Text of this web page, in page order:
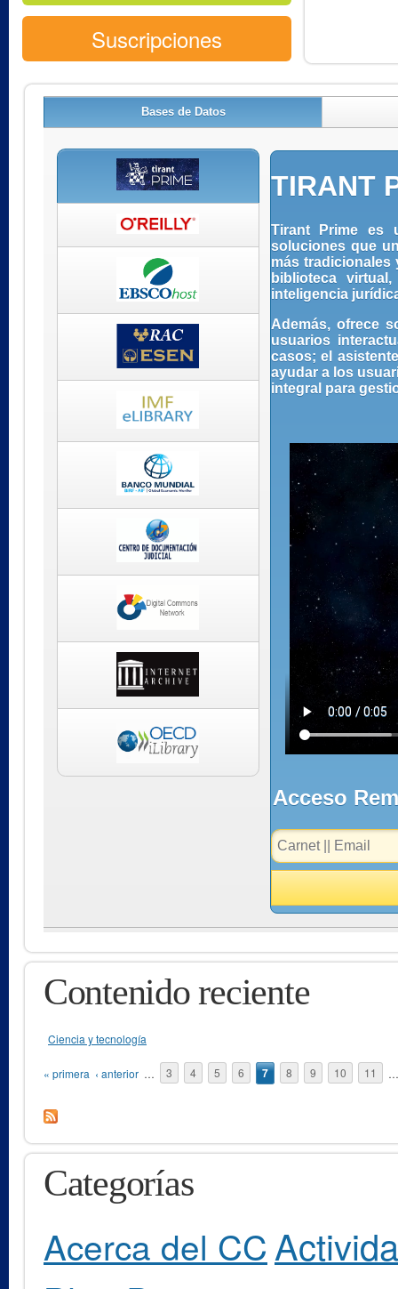
Suscripciones
Contenido reciente
Ciencia y tecnología
Páginas
« primera ‹ anterior … 3 4 5 6 7 8 9 10 11 …
Categorías
Acerca del CC